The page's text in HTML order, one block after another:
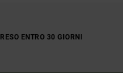
RESO ENTRO 30 GIORNI